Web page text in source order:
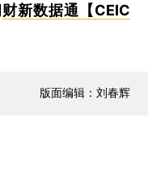
财新数据通【CEIC
版面编辑：刘春辉